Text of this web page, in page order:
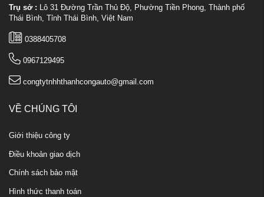
Trụ sở : Lô 31 Đường Trần Thủ Độ, Phường Tiền Phong, Thành phố
Thái Bình, Tỉnh Thái Bình, Việt Nam
0388405708
0967129495
congtytnhhthanhcongauto@gmail.com
VỀ CHÚNG TÔI
Giới thiệu công ty
Điều khoản giao dịch
Chính sách bảo mật
Hình thức thanh toán